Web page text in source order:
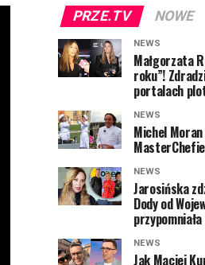
PRZE.TV NOWE
NEWS
Małgorzata
roku”!
portalach
NEWS
Michel
NEWS
Jarosińska
Dody od
NEWS
Jak Maciej